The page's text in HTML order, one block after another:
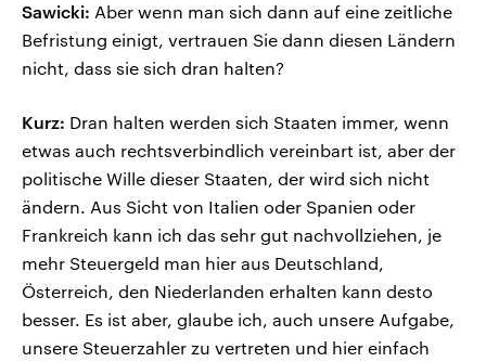
Sawicki: Aber wenn man sich dann auf eine zeitliche
Befristung einigt, vertrauen Sie dann diesen Ländern
nicht, dass sie sich dran halten?
Kurz: Dran halten werden sich Staaten immer, wenn
etwas auch rechtsverbindlich vereinbart ist, aber der
politische Wille dieser Staaten, der wird sich nicht
ändern. Aus Sicht von Italien oder Spanien oder
Frankreich kann ich das sehr gut nachvollziehen, je
mehr Steuergeld man hier aus Deutschland,
Österreich, den Niederlanden erhalten kann desto
besser. Es ist aber, glaube ich, auch unsere Aufgabe,
unsere Steuerzahler zu vertreten und hier einfach